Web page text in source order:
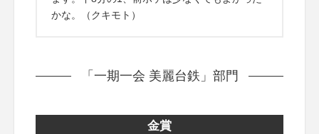
かな。（クキモト）
「一期一会 美麗台鉄」部門
金賞